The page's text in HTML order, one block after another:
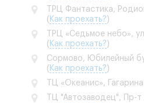
ТРЦ Фантастика,
( Как проехать? )
ТРЦ «Седьмое небо»,
( Как проехать? )
Сормово, Юбилейный
( Как проехать? )
ТЦ «Океанис», Гагарина
ТЦ "Автозаводец", Пр-